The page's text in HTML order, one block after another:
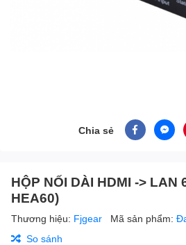
Chia sẻ
HỘP NỐI DÀI HDMI -> LAN
HEA60)
Thương hiệu: Fjgear Mã sản phẩm:
So sánh